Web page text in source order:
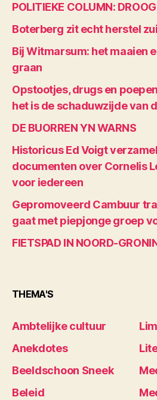
POLITIEKE COLUMN:
Boterberg zit echt herstel
Bij Witmarsum: het maaien
graan
Opstootjes, drugs en
het is de schaduwzijde van
DE BUORREN YN WARNS
Historicus Ed Voigt
documenten over Cornelis
voor iedereen
Gepromoveerd Cambuur
gaat met piepjonge groep
FIETSPAD IN NOORD-
THEMA'S
Ambtelijke cultuur
Anekdotes
Beeldschoon Sneek
Beleid